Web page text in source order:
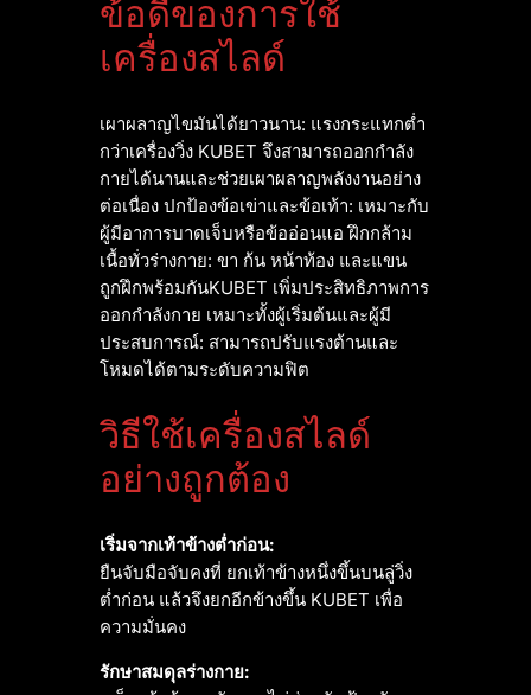
ข้อดีของการใช้
เครื่องสไลด์
เผาผลาญไขมันได้ยาวนาน: แรงกระแทกต่ำ
กว่าเครื่องวิ่ง KUBET จึงสามารถออกกำลัง
กายได้นานและช่วยเผาผลาญพลังงานอย่าง
ต่อเนื่อง ปกป้องข้อเข่าและข้อเท้า: เหมาะกับ
ผู้มีอาการบาดเจ็บหรือข้ออ่อนแอ ฝึกกล้าม
เนื้อทั่วร่างกาย: ขา ก้น หน้าท้อง และแขน
ถูกฝึกพร้อมกันKUBET เพิ่มประสิทธิภาพการ
ออกกำลังกาย เหมาะทั้งผู้เริ่มต้นและผู้มี
ประสบการณ์: สามารถปรับแรงต้านและ
โหมดได้ตามระดับความฟิต
วิธีใช้เครื่องสไลด์
อย่างถูกต้อง
เริ่มจากเท้าข้างต่ำก่อน:
ยืนจับมือจับคงที่ ยกเท้าข้างหนึ่งขึ้นบนลู่วิ่ง
ต่ำก่อน แล้วจึงยกอีกข้างขึ้น KUBET เพื่อ
ความมั่นคง
รักษาสมดุลร่างกาย: